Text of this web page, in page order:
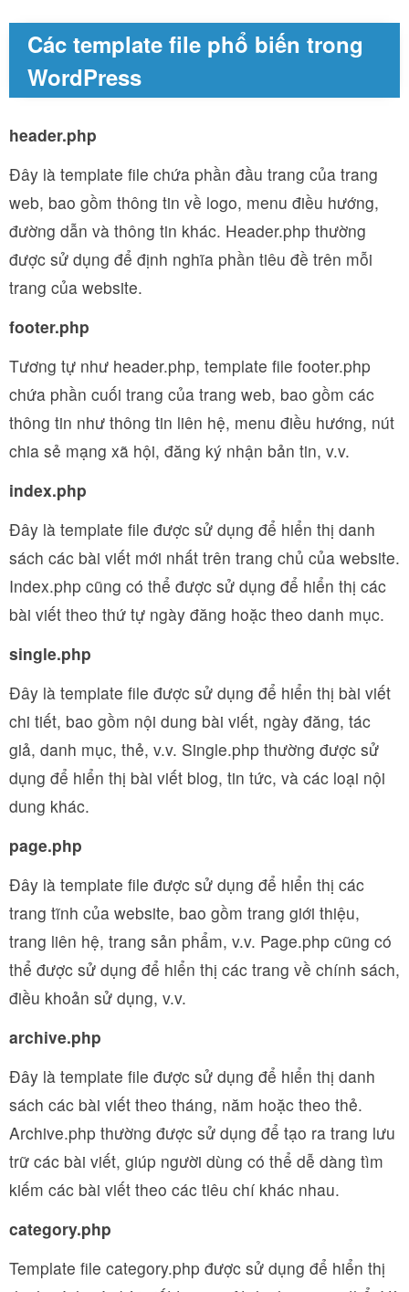
Các template file phổ biến trong
WordPress
header.php
Đây là template file chứa phần đầu trang của trang
web, bao gồm thông tin về logo, menu điều hướng,
đường dẫn và thông tin khác. Header.php thường
được sử dụng để định nghĩa phần tiêu đề trên mỗi
trang của website.
footer.php
Tương tự như header.php, template file footer.php
chứa phần cuối trang của trang web, bao gồm các
thông tin như thông tin liên hệ, menu điều hướng, nút
chia sẻ mạng xã hội, đăng ký nhận bản tin, v.v.
index.php
Đây là template file được sử dụng để hiển thị danh
sách các bài viết mới nhất trên trang chủ của website.
Index.php cũng có thể được sử dụng để hiển thị các
bài viết theo thứ tự ngày đăng hoặc theo danh mục.
single.php
Đây là template file được sử dụng để hiển thị bài viết
chi tiết, bao gồm nội dung bài viết, ngày đăng, tác
giả, danh mục, thẻ, v.v. Single.php thường được sử
dụng để hiển thị bài viết blog, tin tức, và các loại nội
dung khác.
page.php
Đây là template file được sử dụng để hiển thị các
trang tĩnh của website, bao gồm trang giới thiệu,
trang liên hệ, trang sản phẩm, v.v. Page.php cũng có
thể được sử dụng để hiển thị các trang về chính sách,
điều khoản sử dụng, v.v.
archive.php
Đây là template file được sử dụng để hiển thị danh
sách các bài viết theo tháng, năm hoặc theo thẻ.
Archive.php thường được sử dụng để tạo ra trang lưu
trữ các bài viết, giúp người dùng có thể dễ dàng tìm
kiếm các bài viết theo các tiêu chí khác nhau.
category.php
Template file category.php được sử dụng để hiển thị